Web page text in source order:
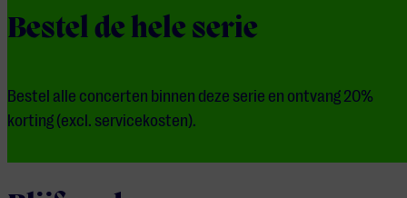
Bestel de hele serie
Bestel alle concerten binnen deze serie en ontvang 20%
korting (excl. servicekosten).